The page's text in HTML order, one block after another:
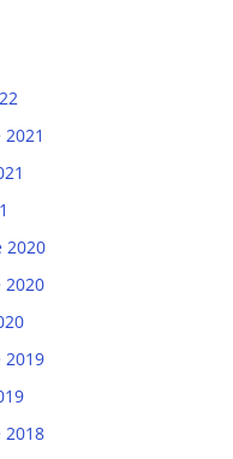
2020
2020
2019
2018